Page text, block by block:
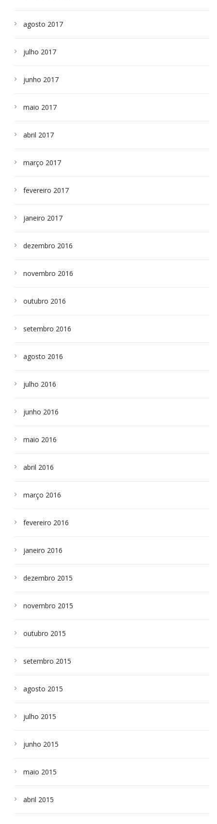
agosto 2017
julho 2017
junho 2017
maio 2017
abril 2017
março 2017
fevereiro 2017
janeiro 2017
dezembro 2016
novembro 2016
outubro 2016
setembro 2016
agosto 2016
julho 2016
junho 2016
maio 2016
abril 2016
março 2016
fevereiro 2016
janeiro 2016
dezembro 2015
novembro 2015
outubro 2015
setembro 2015
agosto 2015
julho 2015
junho 2015
maio 2015
abril 2015